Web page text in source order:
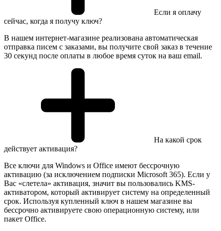
Если я оплачу
сейчас, когда я получу ключ?
В нашем интернет-магазине реализована автоматическая
отправка писем с заказами, вы получите свой заказ в течение
30 секунд после оплаты в любое время суток на ваш email.
На какой срок
действует активация?
Все ключи для Windows и Office имеют бессрочную
активацию (за исключением подписки Microsoft 365). Если у
Вас «слетела» активация, значит вы пользовались KMS-
активатором, который активирует систему на определенный
срок. Используя купленный ключ в нашем магазине вы
бессрочно активируете свою операционную систему, или
пакет Office.